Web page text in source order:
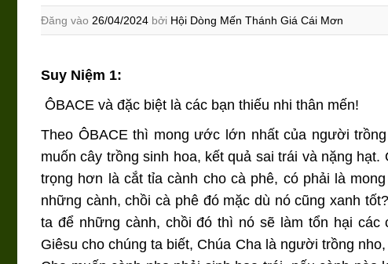
Đăng vào 26/04/2024 bởi Hội Dòng Mến Thánh Giá Cái Mơn
Suy Niệm 1:
ÔBACE và đặc biệt là các bạn thiếu nhi thân mến!
Theo ÔBACE thì mong ước lớn nhất của người
muốn cây trồng sinh hoa, kết quả sai trái và nặng
trọng hơn là cắt tỉa cành cho cà phê, có phải là
những cành, chồi cà phê đó mặc dù nó cũng xanh
ta để những cành, chồi đó thì nó sẽ làm tổn hại
Giêsu cho chúng ta biết, Chúa Cha là người trồng